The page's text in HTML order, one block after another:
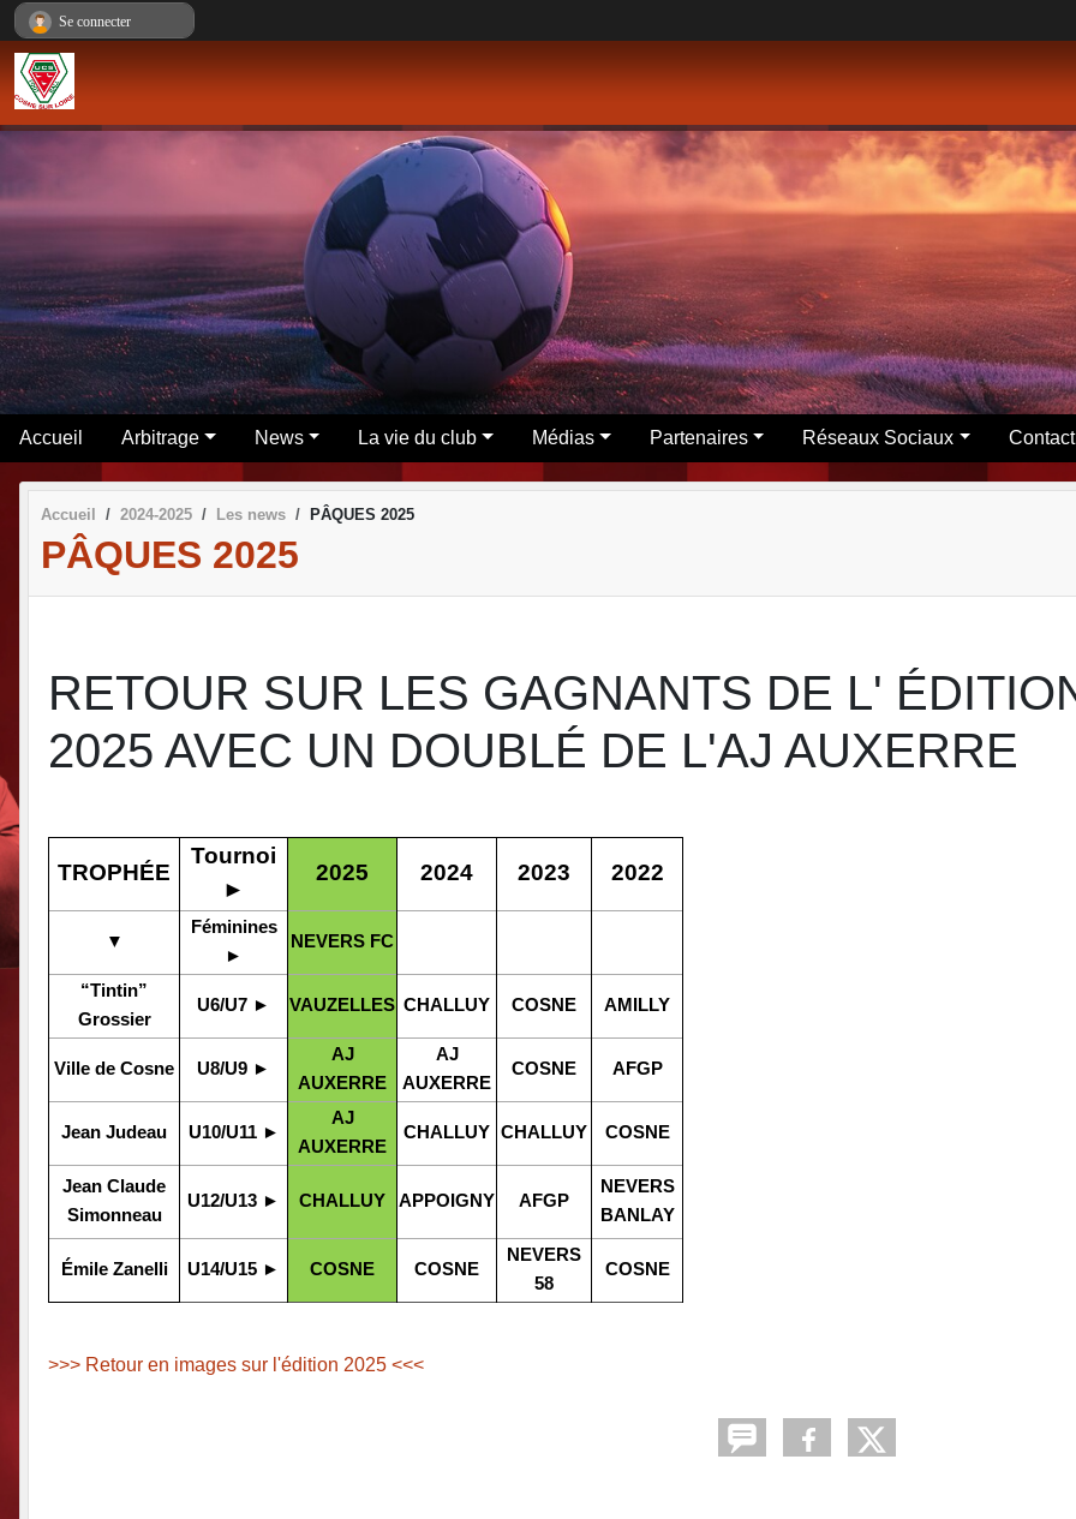
Accueil Arbitrage News La vie du club Médias Partenaires Réseaux Sociaux
Accueil 2024-2025 Les news PÂQUES 2025
PÂQUES 2025
RETOUR SUR LES GAGNANTS DE L'
2025 AVEC UN DOUBLÉ DE L'AJ AUXERRE
TROPHÉE
Tournoi
►
2025 2024 2023 2022
▼
Féminines
►
NEVERS FC
“Tintin”
Grossier
U6/U7 ► VAUZELLES CHALLUY COSNE AMILLY
Ville de Cosne U8/U9 ►
AJ
AUXERRE
AJ
AUXERRE
COSNE AFGP
Jean Judeau U10/U11 ►
AJ
AUXERRE
CHALLUY CHALLUY COSNE
Jean Claude
Simonneau
U12/U13 ► CHALLUY APPOIGNY AFGP
NEVERS
BANLAY
Émile Zanelli U14/U15 ► COSNE COSNE
NEVERS
58
COSNE
>>> Retour en images sur l'édition 2025 <<<
Se connecter
Panneau de gestion des cookies